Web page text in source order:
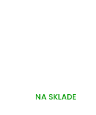
NA SKLADE